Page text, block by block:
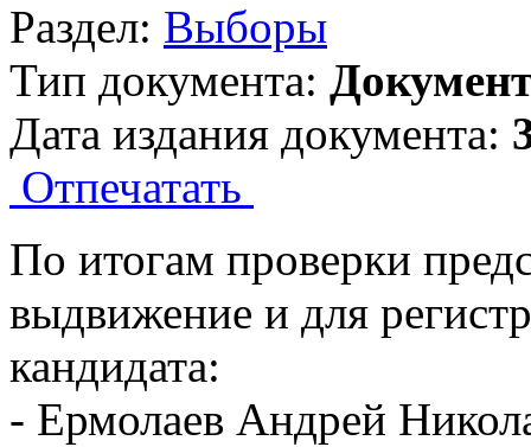
Раздел: Выборы
Тип документа:
Дата издания документа:
Отпечатать
По итогам проверки
выдвижение и для
кандидата:
- Ермолаев Андрей